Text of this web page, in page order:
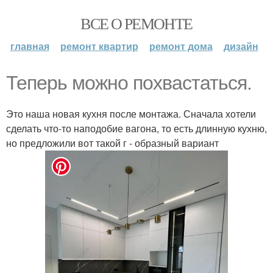
ВСЕ О РЕМОНТЕ
главная ремонт квартир ремонт дома дизайн
Теперь можно похвастаться.
Это наша новая кухня после монтажа. Сначала хотели
сделать что-то наподобие вагона, то есть длинную кухню,
но предложили вот такой г - образный вариант